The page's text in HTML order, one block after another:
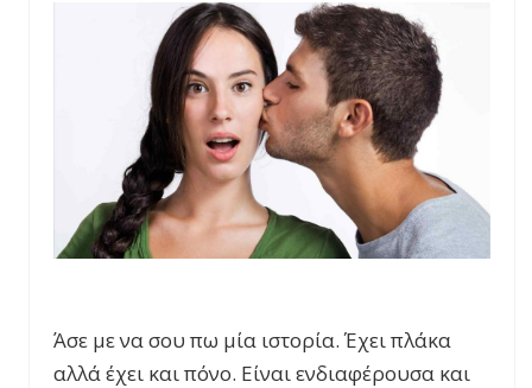
Άσε με να σου πω μία ιστορία. Έχει πλάκα
αλλά έχει και πόνο. Είναι ενδιαφέρουσα και